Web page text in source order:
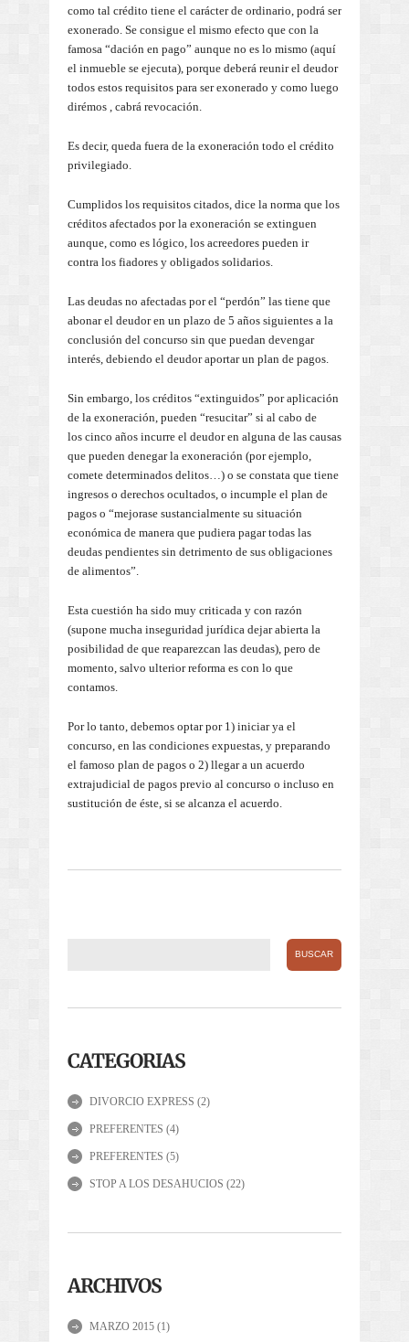
como tal crédito tiene el carácter de ordinario, podrá ser
exonerado. Se consigue el mismo efecto que con la
famosa “dación en pago” aunque no es lo mismo (aquí
el inmueble se ejecuta), porque deberá reunir el deudor
todos estos requisitos para ser exonerado y como luego
dirémos , cabrá revocación.
Es decir, queda fuera de la exoneración todo el crédito
privilegiado.
Cumplidos los requisitos citados, dice la norma que los
créditos afectados por la exoneración se extinguen
aunque, como es lógico, los acreedores pueden ir
contra los fiadores y obligados solidarios.
Las deudas no afectadas por el “perdón” las tiene que
abonar el deudor en un plazo de 5 años siguientes a la
conclusión del concurso sin que puedan devengar
interés, debiendo el deudor aportar un plan de pagos.
Sin embargo, los créditos “extinguidos” por aplicación
de la exoneración, pueden “resucitar” si al cabo de
los cinco años incurre el deudor en alguna de las causas
que pueden denegar la exoneración (por ejemplo,
comete determinados delitos…) o se constata que tiene
ingresos o derechos ocultados, o incumple el plan de
pagos o “mejorase sustancialmente su situación
económica de manera que pudiera pagar todas las
deudas pendientes sin detrimento de sus obligaciones
de alimentos”.
Esta cuestión ha sido muy criticada y con razón
(supone mucha inseguridad jurídica dejar abierta la
posibilidad de que reaparezcan las deudas), pero de
momento, salvo ulterior reforma es con lo que
contamos.
Por lo tanto, debemos optar por 1) iniciar ya el
concurso, en las condiciones expuestas, y preparando
el famoso plan de pagos o 2) llegar a un acuerdo
extrajudicial de pagos previo al concurso o incluso en
sustitución de éste, si se alcanza el acuerdo.
CATEGORIAS
DIVORCIO EXPRESS (2)
PREFERENTES (4)
PREFERENTES (5)
STOP A LOS DESAHUCIOS (22)
ARCHIVOS
MARZO 2015 (1)